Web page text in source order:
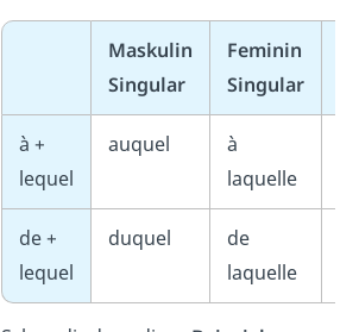
Maskulin
Singular
Feminin
Singular
à +
lequel
auquel
à
laquelle
de +
lequel
duquel
de
laquelle